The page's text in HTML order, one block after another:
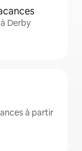
Derby
à partir